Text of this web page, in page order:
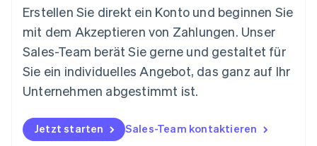
Erstellen Sie direkt ein Konto und beginnen Sie
mit dem Akzeptieren von Zahlungen. Unser
Sales-Team berät Sie gerne und gestaltet für
Sie ein individuelles Angebot, das ganz auf Ihr
Unternehmen abgestimmt ist.
Jetzt starten Sales-Team kontaktieren
Español English
Neuseeland
English
Niederlande
Norwegen
English
DeutschEnglish
Polen